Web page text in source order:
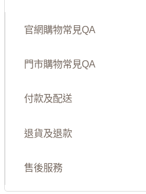
官網購物常見QA
門市購物常見QA
付款及配送
退貨及退款
售後服務